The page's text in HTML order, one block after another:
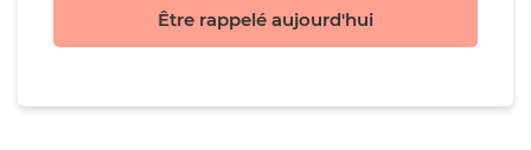
Être rappelé aujourd'hui